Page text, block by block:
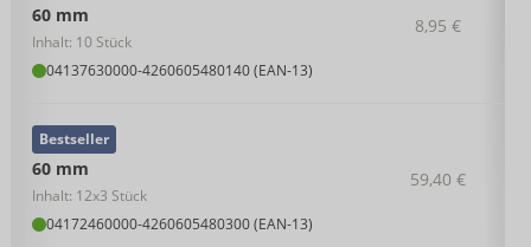
60 mm
Inhalt: 10 Stück
04137630000-4260605480140 (EAN-13)
8,95 €
60 mm
Inhalt: 12x3 Stück
04172460000-4260605480300 (EAN-13)
Bestseller
59,40 €